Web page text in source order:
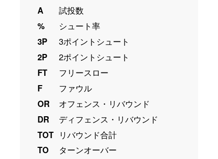
A
試投数
%
シュート率
3P
3ポイントシュート
2P
2ポイントシュート
FT
フリースロー
F
ファウル
OR
オフェンス・リバウンド
DR
ディフェンス・リバウンド
TOT
リバウンド合計
TO
ターンオーバー